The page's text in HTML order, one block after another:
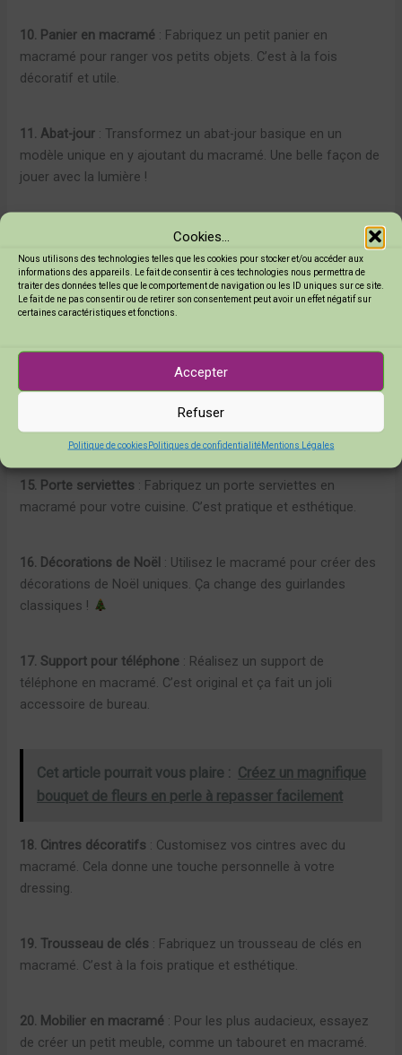
Cookies...
Nous utilisons des technologies telles que les cookies pour stocker et/ou accéder aux
informations des appareils. Le fait de consentir à ces technologies nous permettra de
traiter des données telles que le comportement de navigation ou les ID uniques sur ce site.
Le fait de ne pas consentir ou de retirer son consentement peut avoir un effet négatif sur
certaines caractéristiques et fonctions.
Accepter
Refuser
Politique de cookies Politiques de confidentialitéMentions Légales
10. Panier en macramé : Fabriquez un petit panier en
macramé pour ranger vos petits objets. C’est à la fois
décoratif et utile.
11. Abat-jour : Transformez un abat-jour basique en un
modèle unique en y ajoutant du macramé. Une belle façon de
jouer avec la lumière !
: Pourquoi ne pas créer un sac en
macramé pour vos sorties ? C’est tendance et écolo.
13. Marque-pages: Réalisez des marque-pages en macramé.
14. Chemin de table: Créez un chemin de table en macramé
pour vos dîners. Cela apporte une touche chaleureuse à
votre table.
15. Porte serviettes : Fabriquez un porte serviettes en
macramé pour votre cuisine. C’est pratique et esthétique.
16. Décorations de Noël : Utilisez le macramé pour créer des
décorations de Noël uniques. Ça change des guirlandes
classiques !
17. Support pour téléphone : Réalisez un support de
téléphone en macramé. C’est original et ça fait un joli
accessoire de bureau.
Cet article pourrait vous plaire : Créez un magnifique
bouquet de fleurs en perle à repasser facilement
18. Cintres décoratifs : Customisez vos cintres avec du
macramé. Cela donne une touche personnelle à votre
dressing.
19. Trousseau de clés : Fabriquez un trousseau de clés en
macramé. C’est à la fois pratique et esthétique.
20. Mobilier en macramé : Pour les plus audacieux, essayez
de créer un petit meuble, comme un tabouret en macramé.